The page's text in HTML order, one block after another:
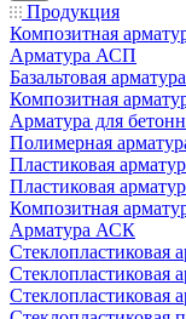
Продукция
Композитная
Арматура АСП
Базальтовая арматура
Композитная
Арматура для
Полимерная
Пластиковая
Пластиковая
Композитная
Арматура АСК
Cтеклопластиковая
Стеклопластиковая
Стеклопластиковая